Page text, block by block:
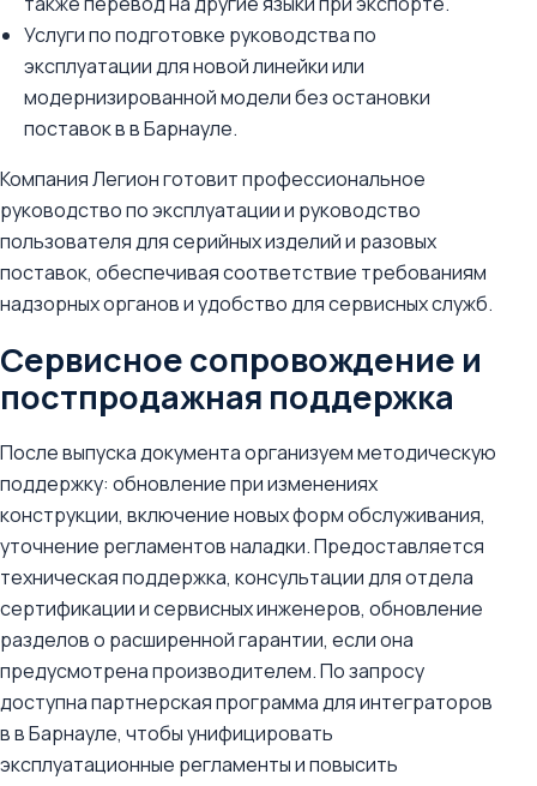
Услуги по подготовке руководства по
эксплуатации для новой линейки или
модернизированной модели без остановки
поставок в в Барнауле.
Компания Легион готовит профессиональное
руководство по эксплуатации и руководство
пользователя для серийных изделий и разовых
поставок, обеспечивая соответствие требованиям
надзорных органов и удобство для сервисных служб.
Сервисное сопровождение и
постпродажная поддержка
После выпуска документа организуем методическую
поддержку: обновление при изменениях
конструкции, включение новых форм обслуживания,
уточнение регламентов наладки. Предоставляется
техническая поддержка, консультации для отдела
сертификации и сервисных инженеров, обновление
разделов о расширенной гарантии, если она
предусмотрена производителем. По запросу
доступна партнерская программа для интеграторов
в в Барнауле, чтобы унифицировать
эксплуатационные регламенты и повысить